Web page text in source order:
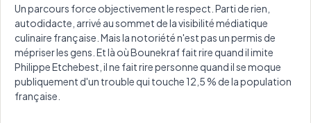
Un parcours force objectivement le respect. Parti de rien,
autodidacte, arrivé au sommet de la visibilité médiatique
culinaire française. Mais la notoriété n'est pas un permis de
mépriser les gens. Et là où Bounekraf fait rire quand il imite
Philippe Etchebest, il ne fait rire personne quand il se moque
publiquement d'un trouble qui touche 12,5 % de la population
française.